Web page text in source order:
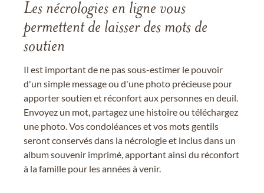
Les nécrologies en ligne vous
permettent de laisser des mots de
soutien
Il est important de ne pas sous-estimer le pouvoir
d'un simple message ou d'une photo précieuse pour
apporter soutien et réconfort aux personnes en deuil.
Envoyez un mot, partagez une histoire ou téléchargez
une photo. Vos condoléances et vos mots gentils
seront conservés dans la nécrologie et inclus dans un
album souvenir imprimé, apportant ainsi du réconfort
à la famille pour les années à venir.